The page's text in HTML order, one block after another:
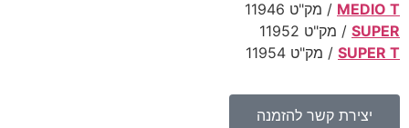
MEDIO T / מק"ט 11946
SUPER / מק"ט 11952
SUPER T / מק"ט 11954
יצירת קשר להזמנה